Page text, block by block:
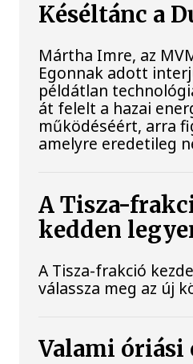
Késéltánc a
Mártha Imre, az
Egonnak adott
példátlan
át felelt a hazai
működéséért, arra
amelyre eredetileg
A Tisza-
kedden
A Tisza-frakció
válassza meg az új
Valami óriási